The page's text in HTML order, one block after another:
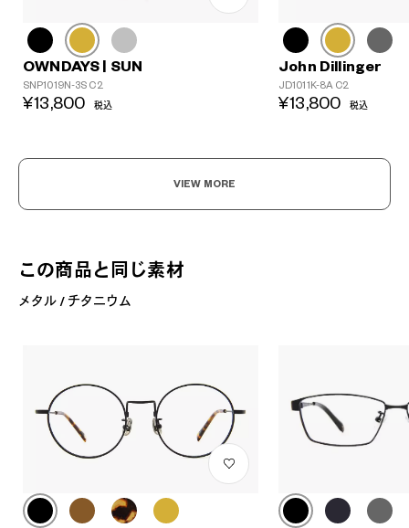
OWNDAYS | SUN
SNP1019N-3S C2
¥13,800 税込
John Dillinger
JD1011K-8A C2
¥13,800 税込
VIEW MORE
この商品と同じ素材
メタル / チタニウム